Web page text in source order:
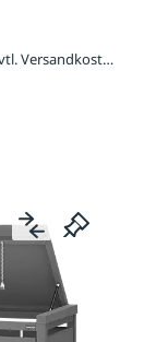
3.683,05 € / Stück inkl. 19 % MwSt., zzgl. evtl. Versandkosten